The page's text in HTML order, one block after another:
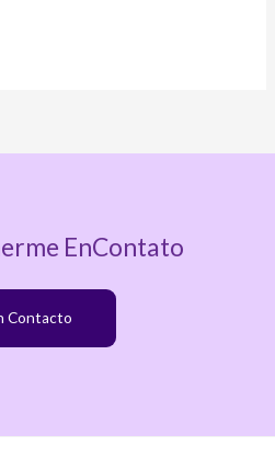
EnContato
Contacto